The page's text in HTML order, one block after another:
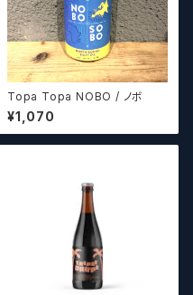
Topa Topa NOBO / ノボ
¥1,070